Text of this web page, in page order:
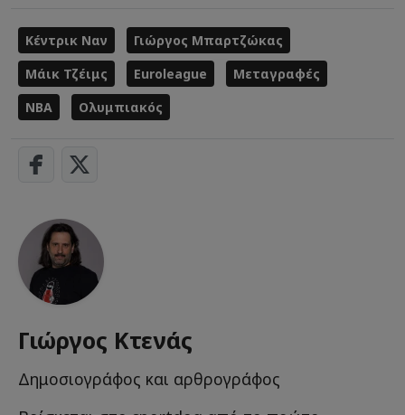
Κέντρικ Ναν
Γιώργος Μπαρτζώκας
Μάικ Τζέιμς
Euroleague
Μεταγραφές
NBA
Ολυμπιακός
Γιώργος Κτενάς
Δημοσιογράφος και αρθρογράφος